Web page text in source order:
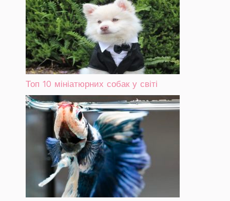
Топ 10 мініатюрних собак у світі